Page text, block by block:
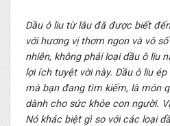
Dầu ô liu từ lâu đã được biết
với hương vị thơm ngon và vô
nhiên, không phải loại dầu ô liu
lợi ích tuyệt vời này. Dầu ô liu ép
mà bạn đang tìm kiếm, là món
dành cho sức khỏe con người.
Nó khác biệt gì so với các loại